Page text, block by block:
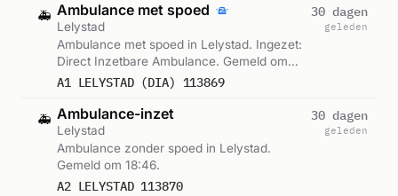
🚑 Ambulance met spoed
Lelystad
Ambulance met spoed in Lelystad. Ingezet:
Direct Inzetbare Ambulance. Gemeld om
18:45.
A1 LELYSTAD (DIA) 113869
30 dagen
geleden
🚑 Ambulance-inzet
Lelystad
Ambulance zonder spoed in Lelystad.
Gemeld om 18:46.
A2 LELYSTAD 113870
30 dagen
geleden